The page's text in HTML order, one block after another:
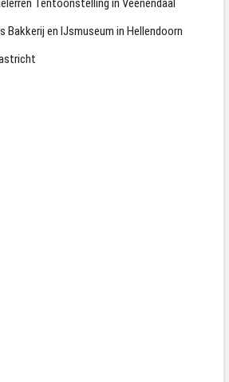
Tentoonstelling in Veenendaal
Bakkerij en IJsmuseum in Hellendoorn